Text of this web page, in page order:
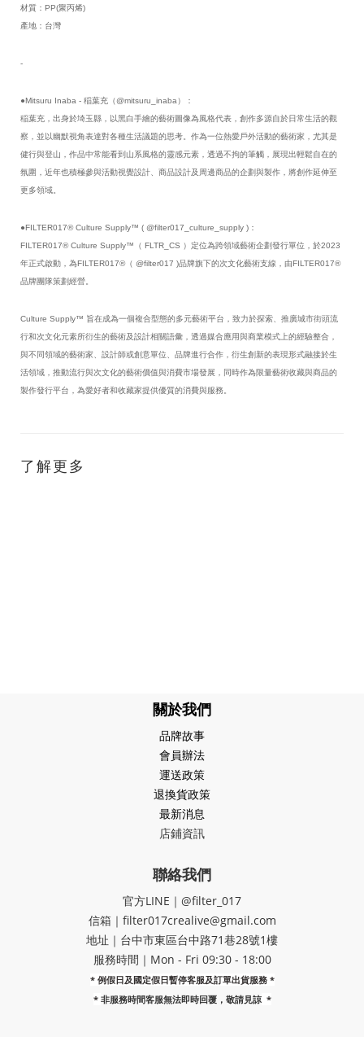
材質：PP(聚丙烯)
產地：台灣
-
●Mitsuru Inaba - 稲葉充（@mitsuru_inaba）：
稲葉充，出身於埼玉縣，以黑白手繪的藝術圖像為風格代表，創作多源自於日常生活的觀
察，並以幽默視角表達對各種生活議題的思考。作為一位熱愛戶外活動的藝術家，尤其是
健行與登山，作品中常能看到山系風格的靈感元素，透過不拘的筆觸，展現出輕鬆自在的
氛圍，近年也積極參與活動視覺設計、商品設計及周邊商品的企劃與製作，將創作延伸至
更多領域。
●FILTER017® Culture Supply™ ( @filter017_culture_supply )：
FILTER017® Culture Supply™（ FLTR_CS ）定位為跨領域藝術企劃發行單位，於2023
年正式啟動，為FILTER017®（ @filter017 )品牌旗下的次文化藝術支線，由FILTER017®
品牌團隊策劃經營。
Culture Supply™ 旨在成為一個複合型態的多元藝術平台，致力於探索、推廣城市街頭流
行和次文化元素所衍生的藝術及設計相關語彙，透過媒合應用與商業模式上的經驗整合，
與不同領域的藝術家、設計師或創意單位、品牌進行合作，衍生創新的表現形式融接於生
活領域，推動流行與次文化的藝術價值與消費市場發展，同時作為限量藝術收藏與商品的
製作發行平台，為愛好者和收藏家提供優質的消費與服務。
了解更多
關於我們
品牌故事
會員辦法
運送政策
退換貨政策
最新消息
店鋪資訊
聯絡我們
官方LINE｜@filter_017
信箱｜filter017crealive@gmail.com
地址｜​台中市東區台中路71巷28號1樓
服務時間｜Mon - Fri 09:30 - 18:00
* 例假日及國定假日暫停客服及訂單出貨服務 *
* 非服務時間客服無法即時回覆，敬請見諒 *